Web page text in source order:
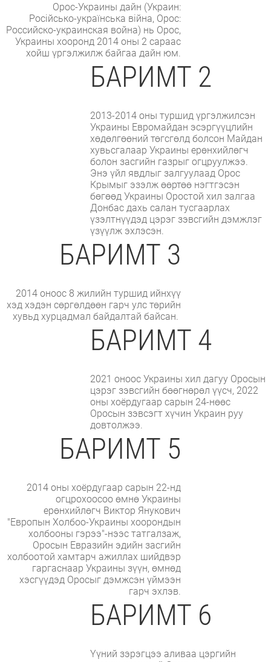
Орос-Украины дайн (Украин:
Російсько-українська війна, Орос:
Российско-украинская война) нь Орос,
Украины хооронд 2014 оны 2 сараас
хойш үргэлжилж байгаа дайн юм.
БАРИМТ 2
2013-2014 оны туршид үргэлжилсэн
Украины Евромайдан эсэргүүцлийн
хөдөлгөөний төгсгөлд болсон Майдан
хувьсгалаар Украины ерөнхийлөгч
болон засгийн газрыг огцруулжээ.
Энэ үйл явдлыг залгуулаад Орос
Крымыг эзэлж өөртөө нэгтгэсэн
бөгөөд Украины Оростой хил залгаа
Донбас дахь салан тусгаарлах
үзэлтнүүдэд цэрэг зэвсгийн дэмжлэг
үзүүлж эхлэсэн.
БАРИМТ 3
2014 оноос 8 жилийн туршид ийнхүү
хэд хэдэн сөргөлдөөн гарч улс төрийн
хувьд хурцадмал байдалтай байсан.
БАРИМТ 4
2021 оноос Украины хил дагуу Оросын
цэрэг зэвсгийн бөөгнөрөл үүсч, 2022
оны хоёрдугаар сарын 24-нөөс
Оросын зэвсэгт хүчин Украин руу
довтолжээ.
БАРИМТ 5
2014 оны хоёрдугаар сарын 22-нд
огцрохоосоо өмнө Украины
ерөнхийлөгч Виктор Янукович
"Европын Холбоо-Украины хоорондын
холбооны гэрээ"-нээс татгалзаж,
Оросын Евразийн эдийн засгийн
холбоотой хамтарч ажиллах шийдвэр
гаргаснаар Украины зүүн, өмнөд
хэсгүүдэд Оросыг дэмжсэн үймээн
гарч эхлэв.
БАРИМТ 6
Үүний зэрэгцээ аливаа цэргийн